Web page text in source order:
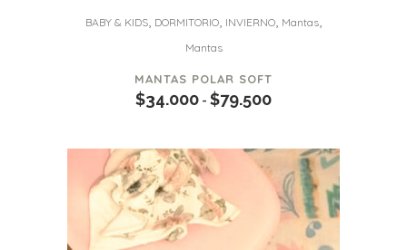
producto
Este
opciones
pueden
elegir
BABY & KIDS, DORMITORIO, INVIERNO, Mantas,
Mantas
MANTAS POLAR SOFT
$34.000 - $79.500Rango
precios:
desde
$34.000
hasta
$79.500